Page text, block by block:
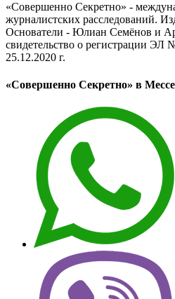
«Совершенно Секретно» -
журналистских расследований.
Основатели - Юлиан Семёнов и
свидетельство о регистрации
25.12.2020 г.
«Совершенно Секретно» в